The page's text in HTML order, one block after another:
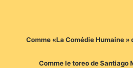
Comme «La Comédie Humaine »
Comme le toreo de Santiago